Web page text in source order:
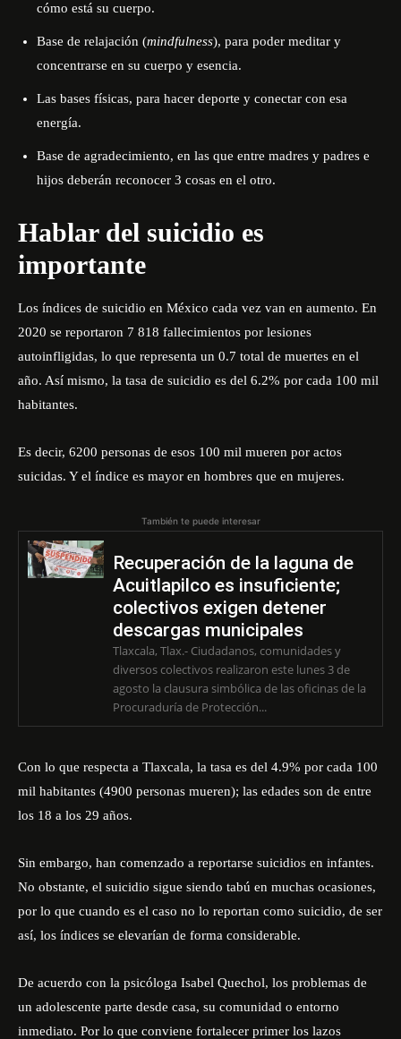
cómo está su cuerpo.
Base de relajación (mindfulness), para poder meditar y
concentrarse en su cuerpo y esencia.
Las bases físicas, para hacer deporte y conectar con esa
energía.
Base de agradecimiento, en las que entre madres y padres e
hijos deberán reconocer 3 cosas en el otro.
Hablar del suicidio es
importante
Los índices de suicidio en México cada vez van en aumento. En
2020 se reportaron 7 818 fallecimientos por lesiones
autoinfligidas, lo que representa un 0.7 total de muertes en el
año. Así mismo, la tasa de suicidio es del 6.2% por cada 100 mil
habitantes.
Es decir, 6200 personas de esos 100 mil mueren por actos
suicidas. Y el índice es mayor en hombres que en mujeres.
También te puede interesar
Recuperación de la laguna de
Acuitlapilco es insuficiente;
colectivos exigen detener
descargas municipales
Tlaxcala, Tlax.- Ciudadanos, comunidades y
diversos colectivos realizaron este lunes 3 de
agosto la clausura simbólica de las oficinas de la
Procuraduría de Protección...
Con lo que respecta a Tlaxcala, la tasa es del 4.9% por cada 100
mil habitantes (4900 personas mueren); las edades son de entre
los 18 a los 29 años.
Sin embargo, han comenzado a reportarse suicidios en infantes.
No obstante, el suicidio sigue siendo tabú en muchas ocasiones,
por lo que cuando es el caso no lo reportan como suicidio, de ser
así, los índices se elevarían de forma considerable.
De acuerdo con la psicóloga Isabel Quechol, los problemas de
un adolescente parte desde casa, su comunidad o entorno
inmediato. Por lo que conviene fortalecer primer los lazos